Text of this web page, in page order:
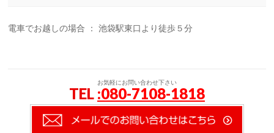
電車でお越しの場合 ： 池袋駅東口より徒歩５分
お気軽にお問い合わせ下さい
TEL :080-7108-1818